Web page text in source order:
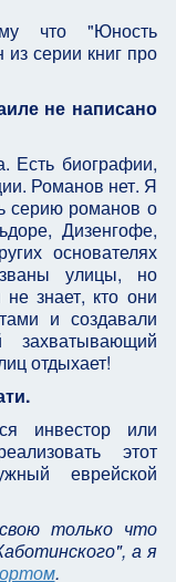
что "Юность
серии книг про
не написано
Есть биографии,
Романов нет. Я
серию романов о
Дизенгофе,
основателях
улицы, но
знает, кто они
и создавали
отдыхает!
инвестор или
этот
еврейской
только что
а я
.